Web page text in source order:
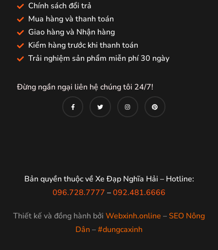
Chính sách đổi trả
Mua hàng và thanh toán
Giao hàng và Nhận hàng
Kiểm hàng trước khi thanh toán
Trải nghiệm sản phẩm miễn phí 30 ngày
Đừng ngần ngại liên hệ chúng tôi 24/7!
Bản quyền thuộc về Xe Đạp Nghĩa Hải – Hotline:
096.728.7777 –092.481.6666
Thiết kế và đồng hành bởi Webxinh.online – SEO Nông
Dân –#dungcaxinh